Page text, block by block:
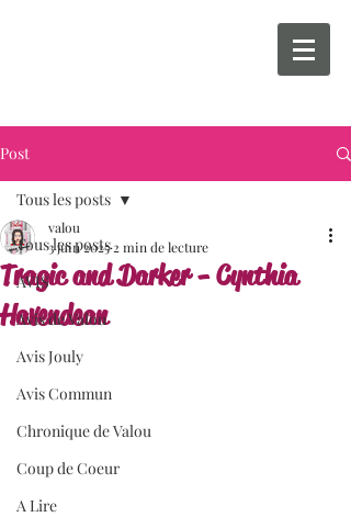
Post
Tous les posts
AVIS
Avis de Valou
Avis Jouly
Avis Commun
Chronique de Valou
Coup de Coeur
A Lire
Tous les posts
Tragic and Darker - Cynthia
Havendean
valou
3 juin 2025 2 min de lecture